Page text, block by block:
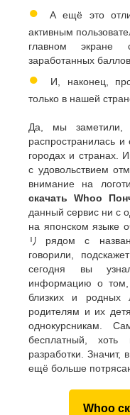
●
А ещё это
активным
главном экране
заработанных
●
И, наконец,
только в нашей
Да, мы заметили,
распространилась
городах и странах.
с удовольствием
внимание на
скачать Whoo
данный сервис ни с
на японском языке
リрядом с
говорили,
сегодня вы
информацию о том,
близких и родных
родителям и их
однокурсникам.
бесплатный,
разработки. Значит,
ещё больше
Whoo